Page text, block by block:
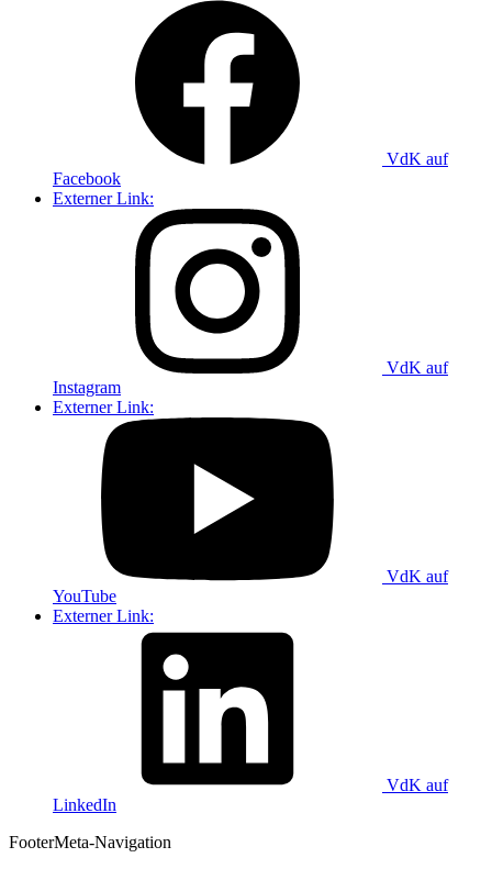
VdK auf
Facebook
Externer Link:
VdK auf
Instagram
Externer Link:
VdK auf
YouTube
Externer Link:
VdK auf
LinkedIn
FooterMeta-Navigation